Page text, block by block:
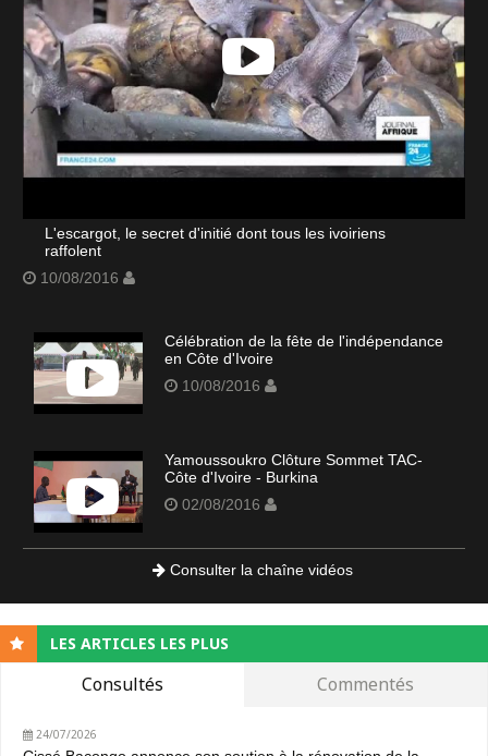
L'escargot, le secret d'initié dont tous les ivoiriens
raffolent
10/08/2016
Célébration de la fête de l'indépendance
en Côte d'Ivoire
10/08/2016
Yamoussoukro Clôture Sommet TAC-
Côte d'Ivoire - Burkina
02/08/2016
Consulter la chaîne vidéos
LES ARTICLES LES PLUS
Consultés Commentés
24/07/2026